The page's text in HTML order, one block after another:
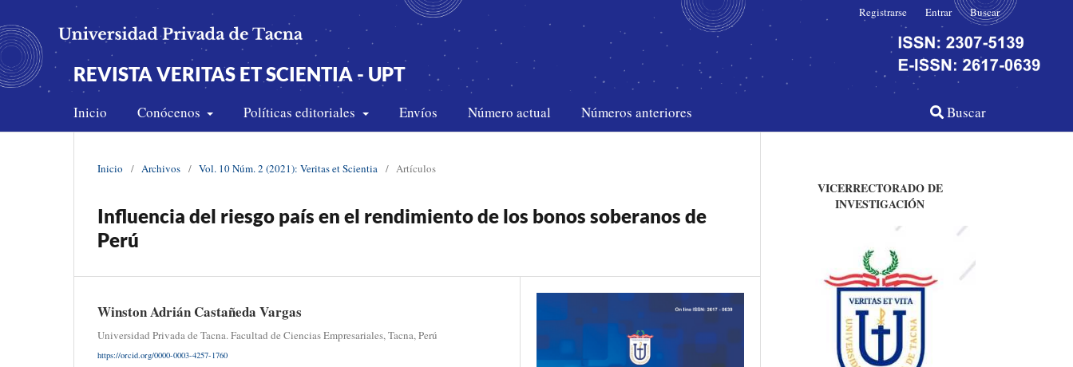
REVISTA VERITAS ET SCIENTIA - UPT
Inicio Conócenos Políticas editoriales Envíos Número actual Números anteriores Buscar
Registrarse Entrar Buscar
Inicio / Archivos / Vol. 10 Núm. 2 (2021): Veritas et Scientia / Artículos
Influencia del riesgo país en el rendimiento de los bonos soberanos de
Perú
Winston Adrián Castañeda Vargas
Universidad Privada de Tacna. Facultad de Ciencias Empresariales, Tacna, Perú
https://orcid.org/0000-0003-4257-1760
VICERRECTORADO DE
INVESTIGACIÓN